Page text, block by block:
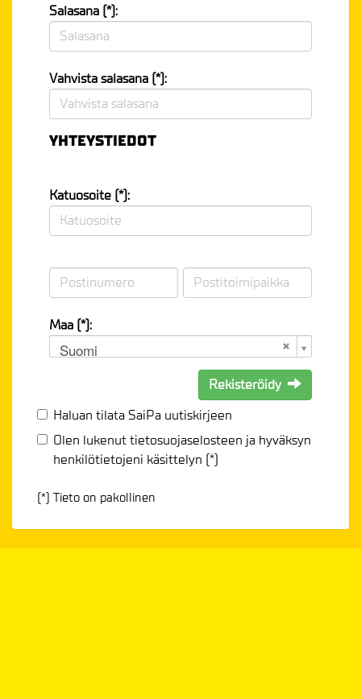
Salasana (*):
Vahvista salasana (*):
YHTEYSTIEDOT
Katuosoite (*):
Maa (*):
Suomi
Rekisteröidy
Haluan tilata SaiPa uutiskirjeen
Olen lukenuttietosuojaselosteen ja hyväksyn
henkilötietojeni käsittelyn (*)
(*) Tieto on pakollinen